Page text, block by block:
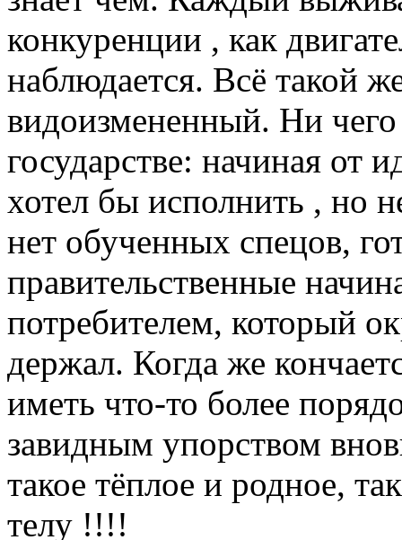
конкуренции , как
наблюдается. Всё такой
видоизмененный. Ни
государстве: начиная от
хотел бы исполнить , но
нет обученных спецов,
правительственные
потребителем, который
держал. Когда же
иметь что-то более
завидным упорством
такое тёплое и родное,
телу !!!!